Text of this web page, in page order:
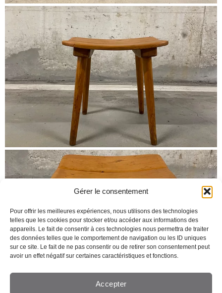
Gérer le consentement
Pour offrir les meilleures expériences, nous utilisons des technologies
telles que les cookies pour stocker et/ou accéder aux informations des
appareils. Le fait de consentir à ces technologies nous permettra de traiter
des données telles que le comportement de navigation ou les ID uniques
sur ce site. Le fait de ne pas consentir ou de retirer son consentement peut
avoir un effet négatif sur certaines caractéristiques et fonctions.
Accepter